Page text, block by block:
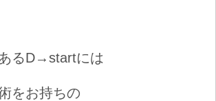
るD→startには
をお持ちの